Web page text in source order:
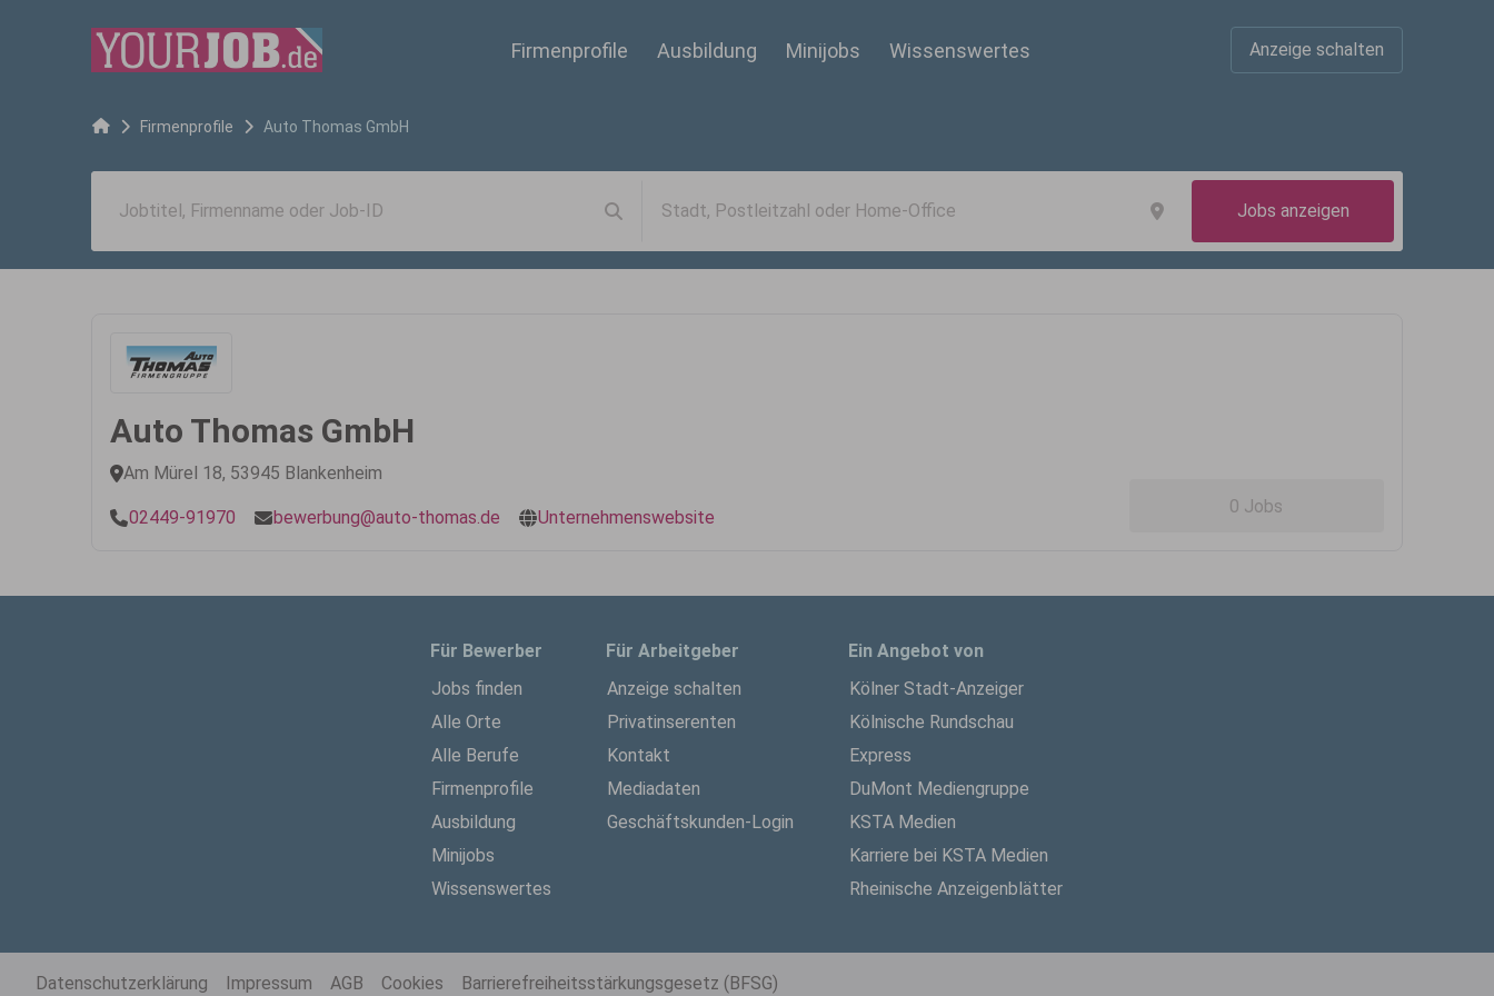
Firmenprofile Ausbildung Minijobs Wissenswertes Anzeige schalten
Firmenprofile Auto Thomas GmbH
Jobs anzeigen
Auto Thomas GmbH
Am Mürel 18, 53945 Blankenheim
02449-91970 bewerbung@auto-thomas.de Unternehmenswebsite
0 Jobs
Für Bewerber
Jobs finden
Alle Orte
Alle Berufe
Firmenprofile
Ausbildung
Minijobs
Wissenswertes
Für Arbeitgeber
Anzeige schalten
Privatinserenten
Kontakt
Mediadaten
Geschäftskunden-Login
Ein Angebot von
Kölner Stadt-Anzeiger
Kölnische Rundschau
Express
DuMont Mediengruppe
KSTA Medien
Karriere bei KSTA Medien
Rheinische Anzeigenblätter
Datenschutzerklärung Impressum AGB Cookies Barrierefreiheitsstärkungsgesetz (BFSG)